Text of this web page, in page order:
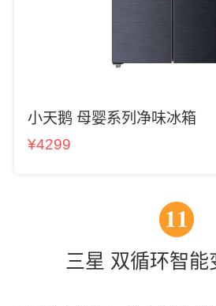
小天鹅 母婴系列净味冰箱
¥4299
11
三星 双循环智能